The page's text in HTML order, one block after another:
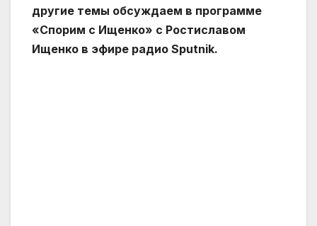
другие темы обсуждаем в программе
«Спорим с Ищенко» с Ростиславом
Ищенко в эфире радио Sputnik.